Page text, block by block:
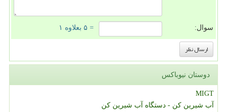
سوال: = ۵ بعلاوه ۱
دوستان نیوباکس
MIGT
آب شیرین کن - دستگاه آب شیرین کن